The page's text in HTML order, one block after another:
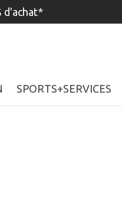
d'achat*
SPORTS+SERVICES